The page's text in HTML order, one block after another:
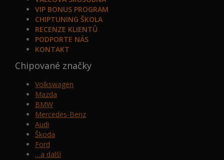
VIP BONUS PROGRAM
CHIPTUNING ŠKOLA
RECENZE KLIENTŮ
PODPORTE NÁS
KONTAKT
Chipované značky
Volkswagen
Mazda
BMW
Mercedes-Benz
Audi
Škoda
Ford
…a další